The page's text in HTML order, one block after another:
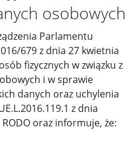
osobowych
Parlamentu
679 z dnia 27 kwietnia
fizycznych w związku z
i w sprawie
danych oraz uchylenia
z dnia
oraz informuje, że: